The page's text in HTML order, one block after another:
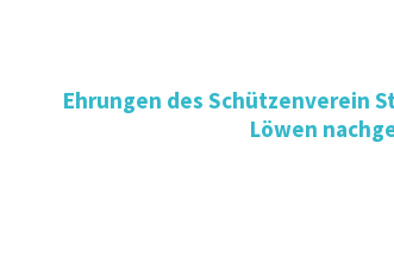
Ehrungen des Schützenverein
Löwen